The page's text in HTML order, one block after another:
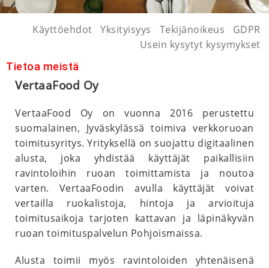
Käyttöehdot Yksityisyys Tekijänoikeus
GDPR
Usein kysytyt kysymykset
Tietoa meistä
VertaaFood Oy
VertaaFood Oy on vuonna 2016 perustettu
suomalainen, Jyväskylässä toimiva verkkoruoan
toimitusyritys. Yrityksellä on suojattu digitaalinen
alusta, joka yhdistää käyttäjät paikallisiin
ravintoloihin ruoan toimittamista ja noutoa
varten. VertaaFoodin avulla käyttäjät voivat
vertailla ruokalistoja, hintoja ja arvioituja
toimitusaikoja tarjoten kattavan ja läpinäkyvän
ruoan toimituspalvelun Pohjoismaissa.
Alusta toimii myös ravintoloiden yhtenäisenä